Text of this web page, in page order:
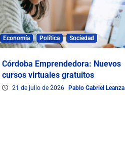
Economía Política Sociedad
Córdoba Emprendedora: Nuevos
cursos virtuales gratuitos
21 de julio de 2026 Pablo Gabriel Leanza